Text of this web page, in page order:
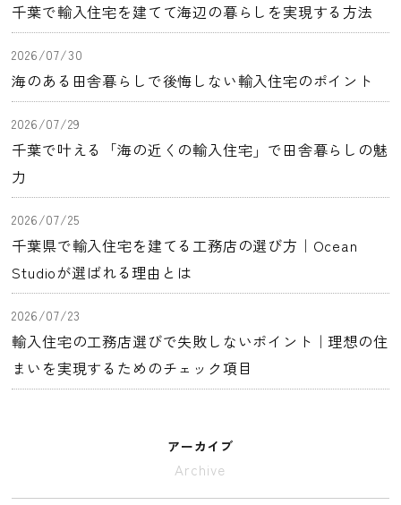
千葉で輸入住宅を建てて海辺の暮らしを実現する方法
2026/07/30
海のある田舎暮らしで後悔しない輸入住宅のポイント
2026/07/29
千葉で叶える「海の近くの輸入住宅」で田舎暮らしの魅
力
2026/07/25
千葉県で輸入住宅を建てる工務店の選び方｜Ocean
Studioが選ばれる理由とは
2026/07/23
輸入住宅の工務店選びで失敗しないポイント｜理想の住
まいを実現するためのチェック項目
アーカイブ
Archive